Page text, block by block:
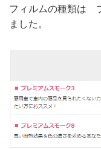
フィルムの種類は
ました。